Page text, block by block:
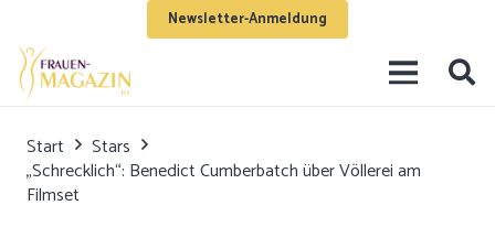
Newsletter-Anmeldung
Start
Stars
„Schrecklich“: Benedict Cumberbatch über Völlerei am
Filmset